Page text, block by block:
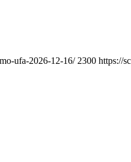
ufa-2026-12-16/ 2300 https://